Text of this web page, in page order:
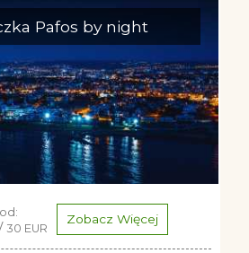
Pafos by night
30 EUR
Zobacz Więcej